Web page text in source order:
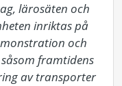
lärosäten och
inriktas på
och
framtidens
av transporter